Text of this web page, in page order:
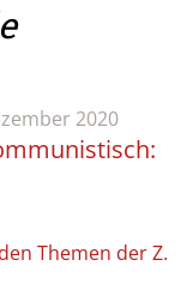
2020
Themen der Z.